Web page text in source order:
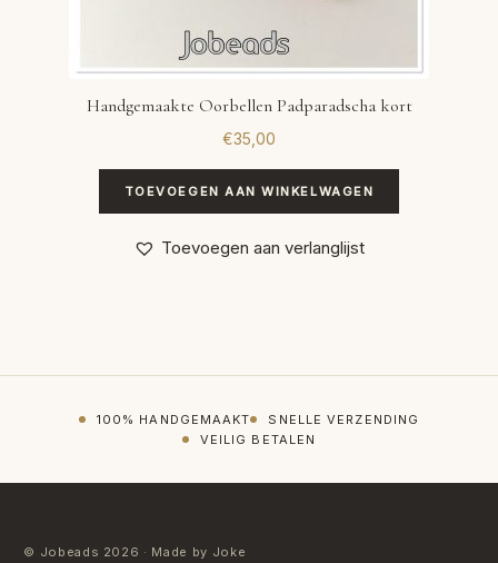
Handgemaakte Oorbellen Padparadscha kort
€35,00
TOEVOEGEN AAN WINKELWAGEN
Toevoegen aan verlanglijst
100% HANDGEMAAKT
SNELLE VERZENDING
VEILIG BETALEN
© Jobeads 2026 · Made by Joke